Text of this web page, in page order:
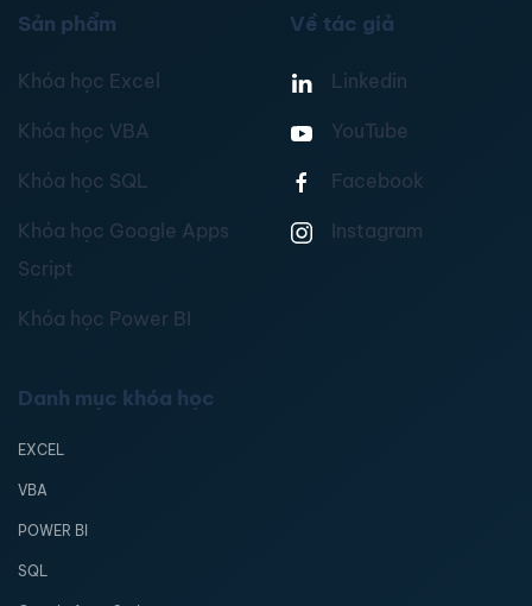
Sản phẩm
Khóa học Excel
Khóa học VBA
Khóa học SQL
Khóa học Google Apps
Script
Khóa học Power BI
Về tác giả
Linkedin
YouTube
Facebook
Instagram
Danh mục khóa học
EXCEL
VBA
POWER BI
SQL